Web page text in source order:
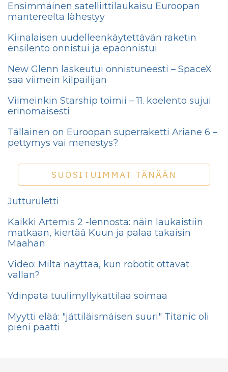
Ensimmäinen satelliittilaukaisu Euroopan
mantereelta lähestyy
Kiinalaisen uudelleenkäytettävän raketin
ensilento onnistui ja epäonnistui
New Glenn laskeutui onnistuneesti – SpaceX
saa viimein kilpailijan
Viimeinkin Starship toimii – 11. koelento sujui
erinomaisesti
Tällainen on Euroopan superraketti Ariane 6 –
pettymys vai menestys?
SUOSITUIMMAT TÄNÄÄN
Jutturuletti
Kaikki Artemis 2 -lennosta: näin laukaistiin
matkaan, kiertää Kuun ja palaa takaisin
Maahan
Video: Miltä näyttää, kun robotit ottavat
vallan?
Ydinpata tuulimyllykattilaa soimaa
Myytti elää: "jättiläismäisen suuri" Titanic oli
pieni paatti